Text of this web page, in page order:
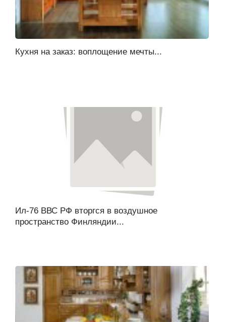
Кухня на заказ: воплощение мечты...
Ил-76 ВВС РФ вторгся в воздушное
пространство Финляндии...